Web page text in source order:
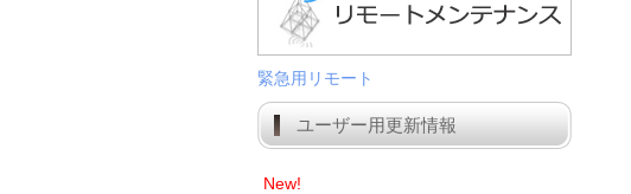
緊急用リモート
ユーザー用更新情報
New!